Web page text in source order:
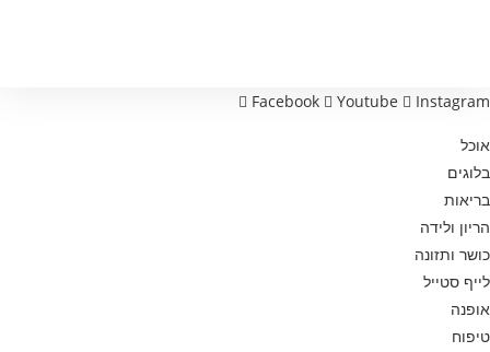
Facebook Youtube Instagram
אוכל
בלוגים
בריאות
הריון ולידה
כושר ותזונה
לייף סטייל
אופנה
טיפוח